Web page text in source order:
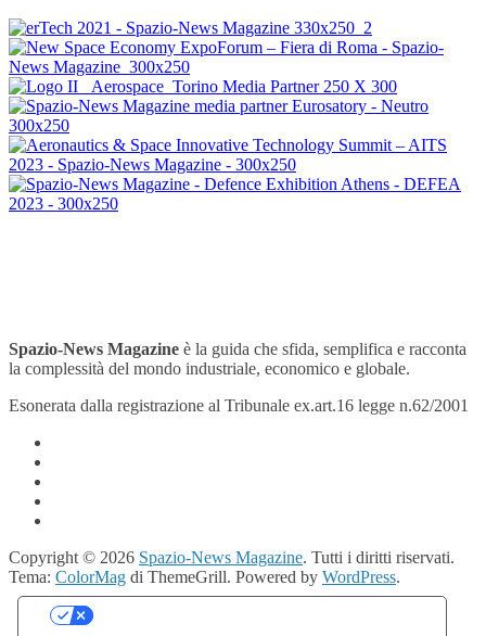
Spazio-News Magazine è la guida che sfida, semplifica e racconta
la complessità del mondo industriale, economico e globale.
Esonerata dalla registrazione al Tribunale ex.art.16 legge n.62/2001
Copyright © 2026 Spazio-News Magazine. Tutti i diritti riservati.
Tema: ColorMag di ThemeGrill. Powered by WordPress.
Le tue preferenze relative alla privacy